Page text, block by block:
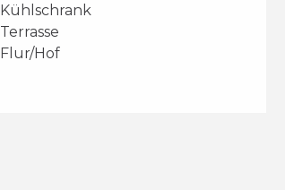
Kühlschrank
Terrasse
Flur/Hof